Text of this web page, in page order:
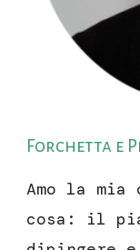
Forchetta e
Amo la
cosa: il